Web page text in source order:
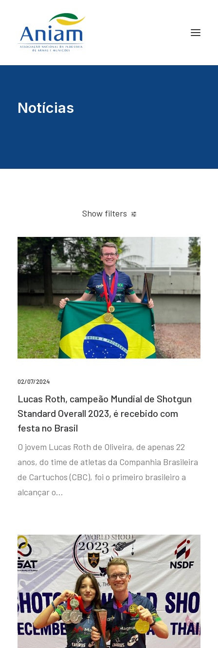
Notícias
Show filters
02/07/2024
Lucas Roth, campeão Mundial de Shotgun
Standard Overall 2023, é recebido com
festa no Brasil
O jovem Lucas Roth de Oliveira, de apenas 22
anos, do time de atletas da Companhia Brasileira
de Cartuchos (CBC), foi o primeiro brasileiro a
alcançar o…